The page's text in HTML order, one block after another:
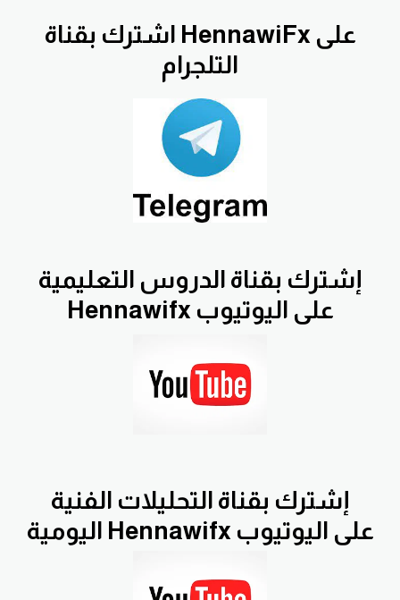
اشترك بقناة HennawiFx على
التلجرام
إشترك بقناة الدروس التعليمية
Hennawifx على اليوتيوب
إشترك بقناة التحليلات الفنية
اليومية Hennawifx على اليوتيوب